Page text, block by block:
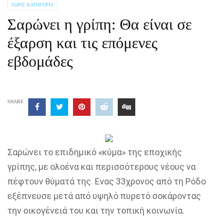
ΧΩΡΊΣ ΚΑΤΗΓΟΡΊΑ
Σαρώνει η γρίπη: Θα είναι σε
έξαρση και τις επόμενες
εβδομάδες
SHARE
Σαρώνει το επιδημικό «κύμα» της εποχικής
γρίπης, με ολοένα και περισσότερους νέους να
πέφτουν θύματά της. Ενας 33χρονος από τη Ρόδο
εξέπνευσε μετά από υψηλό πυρετό σοκάροντας
την οικογένειά του και την τοπική κοινωνία.